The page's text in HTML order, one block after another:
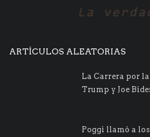
ARTÍCULOS ALEATORIAS
La Carrera por
Trump y Joe
Poggi llamó a